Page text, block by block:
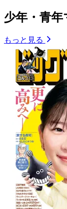
少年・青
もっと見る